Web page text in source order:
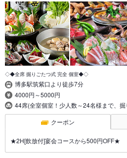
◇◆全席 掘りごたつ式 完全 個室◆◇
博多駅筑紫口より徒歩7分
4000円～5000円
44席(全室個室！少人数～24名様まで、
クーポン
★2H[飲放付]宴会コースから500円OFF★